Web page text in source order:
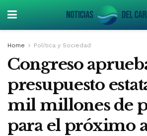
Home Política y Sociedad
Congreso
presupuesto
mil millones de
para el próximo